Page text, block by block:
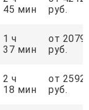
45 мин
руб.
1 ч
37 мин
от 2079
руб.
2 ч
18 мин
от 2592
руб.